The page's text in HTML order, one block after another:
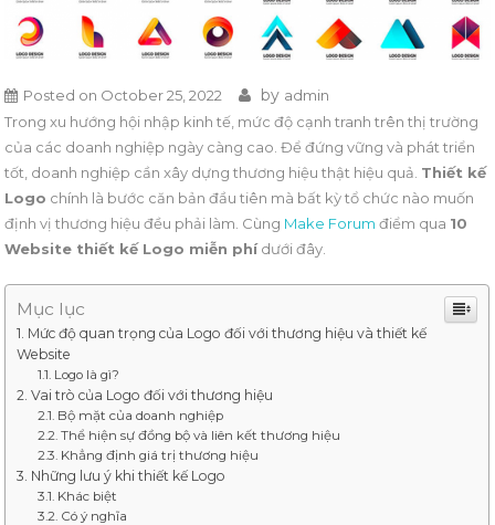
Posted on October 25, 2022 by admin
Trong xu hướng hội nhập kinh tế, mức độ cạnh tranh trên thị trường
của các doanh nghiệp ngày càng cao. Để đứng vững và phát triển
tốt, doanh nghiệp cần xây dựng thương hiệu thật hiệu quả. Thiết kế
Logo chính là bước căn bản đầu tiên mà bất kỳ tổ chức nào muốn
định vị thương hiệu đều phải làm. Cùng Make Forum điểm qua 10
Website thiết kế Logo miễn phídưới đây.
Mục lục
Mức độ quan trọng của Logo đối với thương hiệu và thiết kế
Website
Logo là gì?
Vai trò của Logo đối với thương hiệu
Bộ mặt của doanh nghiệp
Thể hiện sự đồng bộ và liên kết thương hiệu
Khẳng định giá trị thương hiệu
Những lưu ý khi thiết kế Logo
Khác biệt
Có ý nghĩa